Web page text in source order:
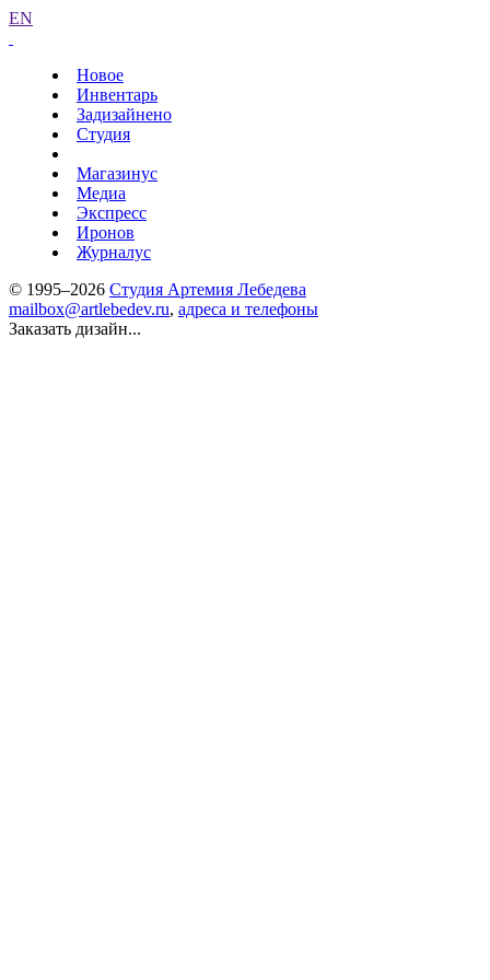
EN
Новое
Инвентарь
Задизайнено
Студия
Магазинус
Медиа
Экспресс
Иронов
Журналус
© 1995–2026 Студия Артемия Лебедева
mailbox@artlebedev.ru, адреса и телефоны
Заказать дизайн...